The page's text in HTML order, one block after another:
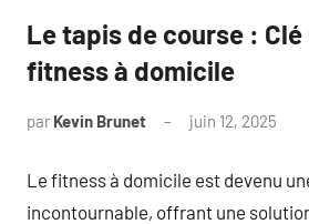
Le tapis de course :
fitness à domicile
par Kevin Brunet juin 12, 2025
Le fitness à domicile est devenu
incontournable, offrant une